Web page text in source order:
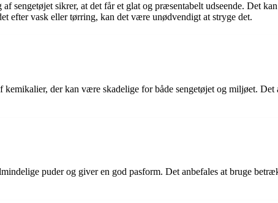
sengetøjet sikrer, at det får et glat og præsentabelt udseende. Det
efter vask eller tørring, kan det være unødvendigt at stryge det.
der kan være skadelige for både sengetøjet og miljøet. Det
puder og giver en god pasform. Det anbefales at bruge